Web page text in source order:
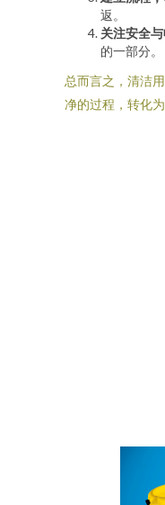
返。
关注安全与
的一部分。
总而言之，清洁
净的过程，转化